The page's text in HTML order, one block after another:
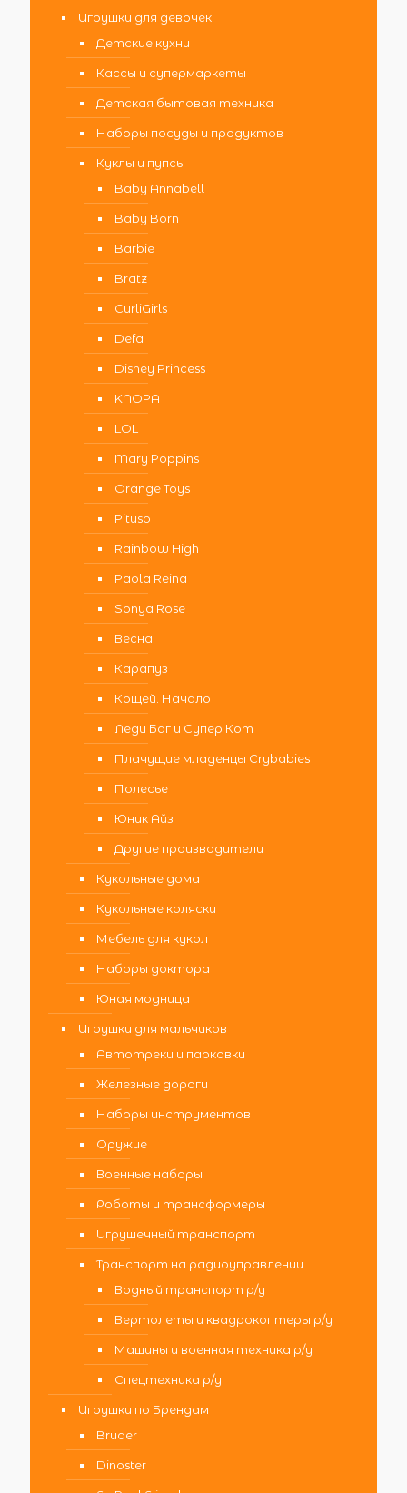
Игрушки для девочек
Детские кухни
Кассы и супермаркеты
Детская бытовая техника
Наборы посуды и продуктов
Куклы и пупсы
Baby Annabell
Baby Born
Barbie
Bratz
CurliGirls
Defa
Disney Princess
KNOPA
LOL
Mary Poppins
Orange Toys
Pituso
Rainbow High
Paola Reina
Sonya Rose
Весна
Карапуз
Кощей. Начало
Леди Баг и Супер Кот
Плачущие младенцы Crybabies
Полесье
Юник Айз
Другие производители
Кукольные дома
Кукольные коляски
Мебель для кукол
Наборы доктора
Юная модница
Игрушки для мальчиков
Автотреки и парковки
Железные дороги
Наборы инструментов
Оружие
Военные наборы
Роботы и трансформеры
Игрушечный транспорт
Транспорт на радиоуправлении
Водный транспорт р/у
Вертолеты и квадрокоптеры р/у
Машины и военная техника р/у
Спецтехника р/у
Игрушки по Брендам
Bruder
Dinoster